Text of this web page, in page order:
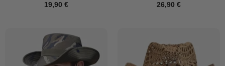
19,90 € 26,90 €